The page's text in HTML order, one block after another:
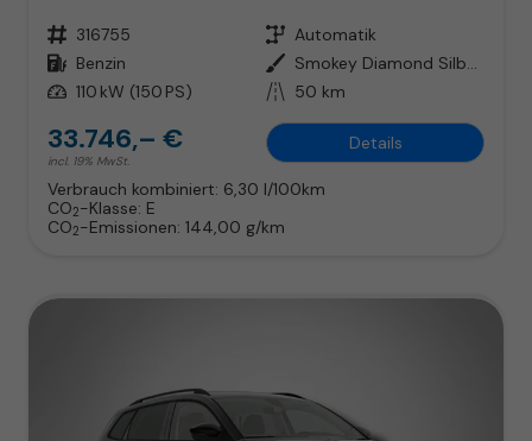
Fahrzeugnr. 316755 Getriebe Automatik
Kraftstoff Benzin Außenfarbe
Smokey Diamond Silber Metallic
Leistung 110 kW (150 PS) Kilometerstand 50 km
33.746,– €
incl. 19% MwSt.
Details
Verbrauch kombiniert: 6,30 l/100km
CO2-Klasse: E
CO2-Emissionen: 144,00 g/km